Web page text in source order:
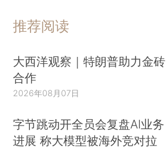
推荐阅读
大西洋观察｜特朗普助力金砖
合作
2026年08月07日
字节跳动开全员会复盘AI业务
进展 称大模型被海外竞对拉